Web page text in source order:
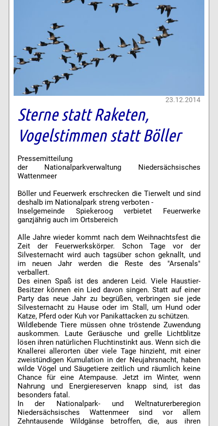
23.12.2014
Sterne statt Raketen,
Vogelstimmen statt Böller
Pressemitteilung
der Nationalparkverwaltung Niedersächsisches
Wattenmeer
Böller und Feuerwerk erschrecken die Tierwelt und sind
deshalb im Nationalpark streng verboten -
Inselgemeinde Spiekeroog verbietet Feuerwerke
ganzjährig auch im Ortsbereich
Alle Jahre wieder kommt nach dem Weihnachtsfest die
Zeit der Feuerwerkskörper. Schon Tage vor der
Silvesternacht wird auch tagsüber schon geknallt, und
im neuen Jahr werden die Reste des "Arsenals"
verballert.
Des einen Spaß ist des anderen Leid. Viele Haustier-
Besitzer können ein Lied davon singen. Statt auf einer
Party das neue Jahr zu begrüßen, verbringen sie jede
Silvesternacht zu Hause oder im Stall, um Hund oder
Katze, Pferd oder Kuh vor Panikattacken zu schützen.
Wildlebende Tiere müssen ohne tröstende Zuwendung
auskommen. Laute Geräusche und grelle Lichtblitze
lösen ihren natürlichen Fluchtinstinkt aus. Wenn sich die
Knallerei allerorten über viele Tage hinzieht, mit einer
zweistündigen Kumulation in der Neujahrsnacht, haben
wilde Vögel und Säugetiere zeitlich und räumlich keine
Chance für eine Atempause. Jetzt im Winter, wenn
Nahrung und Energiereserven knapp sind, ist das
besonders fatal.
In der Nationalpark- und Weltnaturerberegion
Niedersächsisches Wattenmeer sind vor allem
Zehntausende Wildgänse betroffen, die, aus ihren